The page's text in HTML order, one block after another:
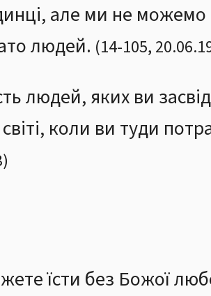
але ми не
людей. (14-105,
людей, яких ви
коли ви туди
)
їсти без Божої